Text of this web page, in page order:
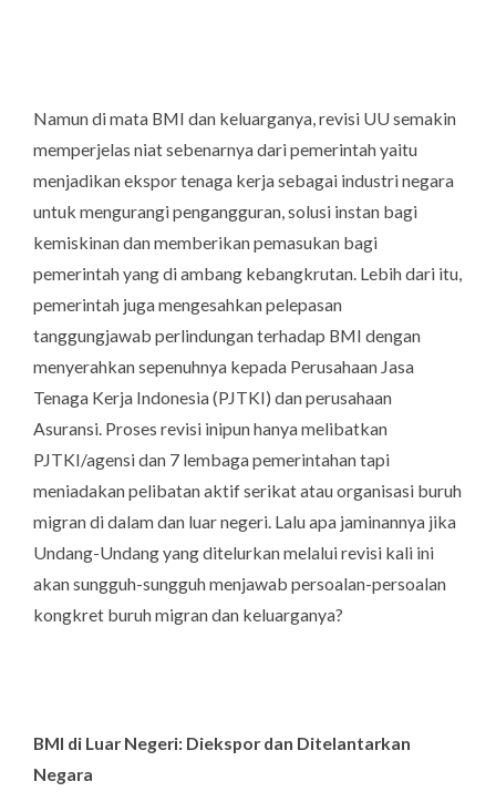
Namun di mata BMI dan keluarganya, revisi UU semakin
memperjelas niat sebenarnya dari pemerintah yaitu
menjadikan ekspor tenaga kerja sebagai industri negara
untuk mengurangi pengangguran, solusi instan bagi
kemiskinan dan memberikan pemasukan bagi
pemerintah yang di ambang kebangkrutan. Lebih dari itu,
pemerintah juga mengesahkan pelepasan
tanggungjawab perlindungan terhadap BMI dengan
menyerahkan sepenuhnya kepada Perusahaan Jasa
Tenaga Kerja Indonesia (PJTKI) dan perusahaan
Asuransi. Proses revisi inipun hanya melibatkan
PJTKI/agensi dan 7 lembaga pemerintahan tapi
meniadakan pelibatan aktif serikat atau organisasi buruh
migran di dalam dan luar negeri. Lalu apa jaminannya jika
Undang-Undang yang ditelurkan melalui revisi kali ini
akan sungguh-sungguh menjawab persoalan-persoalan
kongkret buruh migran dan keluarganya?
BMI di Luar Negeri: Diekspor dan Ditelantarkan
Negara